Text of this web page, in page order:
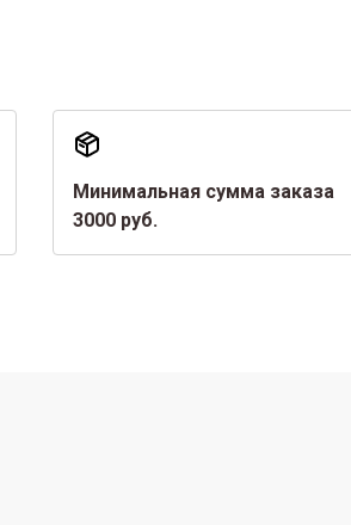
Минимальная сумма заказа
3000 руб.